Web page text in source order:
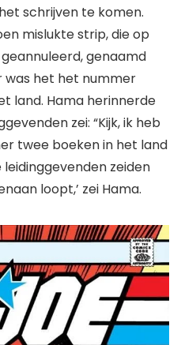
schrijven te komen.
mislukte strip, die op
genaamd
was het het nummer
land. Hama herinnerde
zei: “Kijk, ik heb
twee boeken in het land
leidinggevenden zeiden
loopt,’ zei Hama.